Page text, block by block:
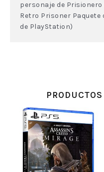
personaje de
Retro Prisoner
de PlayStation)